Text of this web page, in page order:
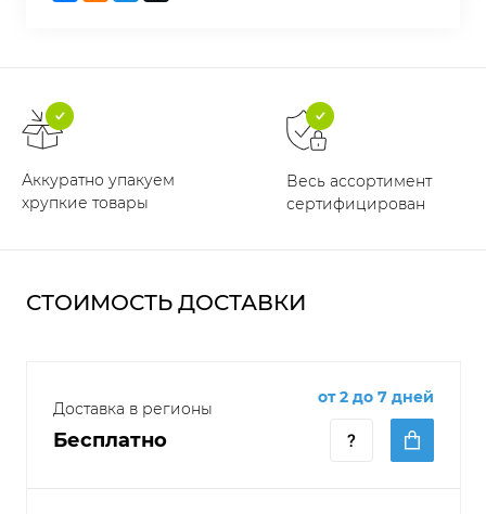
Аккуратно упакуем
хрупкие товары
Весь ассортимент
сертифицирован
СТОИМОСТЬ ДОСТАВКИ
Доставка в регионы
Бесплатно
от 2 до 7 дней